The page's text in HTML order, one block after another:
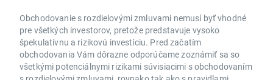
Obchodovanie s rozdielovými zmluvami nemusí byť vhodné
pre všetkých investorov, pretože predstavuje vysoko
špekulatívnu a rizikovú investíciu. Pred začatím
obchodovania Vám dôrazne odporúčame zoznámiť sa so
všetkými potenciálnymi rizikami súvisiacimi s obchodovaním